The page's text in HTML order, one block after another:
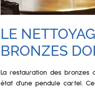
LE
BRONZES
La restauration des
état d'une pendule cartel.